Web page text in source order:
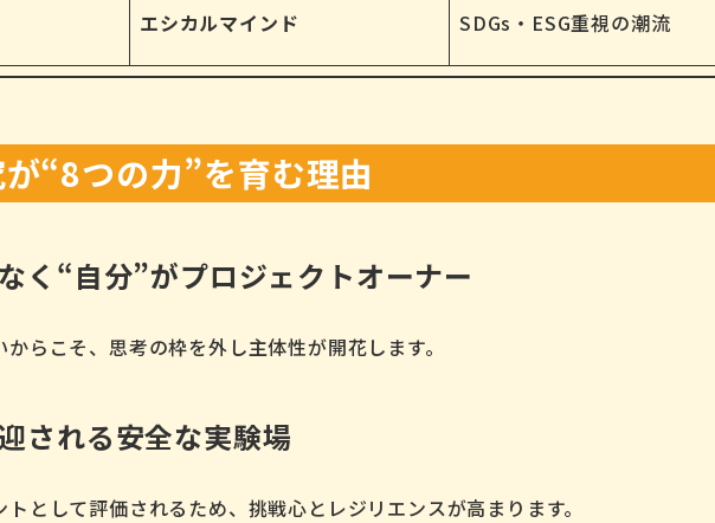
エシカルマインド SDGs・ESG重視の潮流
“8つの力”を育む理由
く“自分”がプロジェクトオーナー
らこそ、思考の枠を外し主体性が開花します。
される安全な実験場
として評価されるため、挑戦心とレジリエンスが高まります。